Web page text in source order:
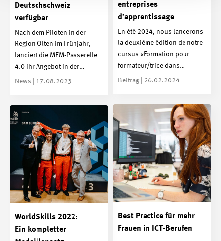
entreprises
d’apprentissage
En été 2024, nous lancerons
la deuxième édition de notre
cursus «Formation pour
formateur/trice dans…
Beitrag | 26.02.2024
Deutschschweiz
verfügbar
Nach dem Piloten in der
Region Olten im Frühjahr,
lanciert die MEM-Passerelle
4.0 ihr Angebot in der…
News | 17.08.2023
Best Practice für mehr
Frauen in ICT-Berufen
WorldSkills 2022:
Ein kompletter